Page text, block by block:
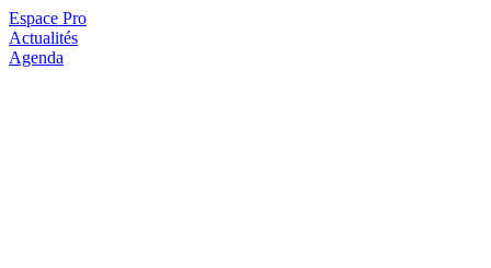
Espace Pro
Actualités
Agenda